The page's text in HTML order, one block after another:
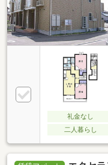
礼金なし
二人暮らし